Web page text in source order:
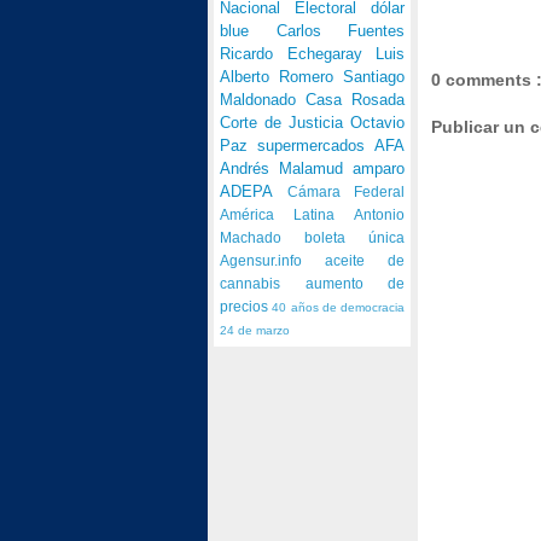
0 comments :
Publicar un
Nacional Electoral dólar
blue Carlos Fuentes
Ricardo Echegaray
Luis
Alberto Romero Santiago
Maldonado Casa Rosada
Corte de Justicia Octavio
Paz supermercados AFA
Andrés Malamud amparo
ADEPA
Cámara Federal
América Latina Antonio
Machado boleta única
Agensur.info aceite de
cannabis aumento de
precios40 años de democracia
24 de marzo